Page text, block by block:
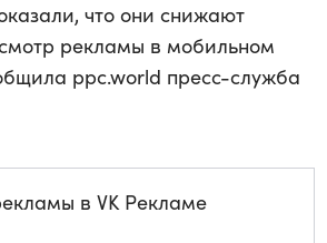
что они снижают
рекламы в мобильном
ppc.world пресс-служба
в VK Рекламе